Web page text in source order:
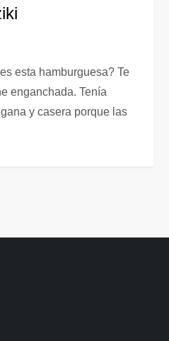
esta hamburguesa? Te
enganchada. Tenía
y casera porque las